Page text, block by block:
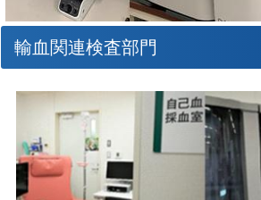
輸血関連検査部門